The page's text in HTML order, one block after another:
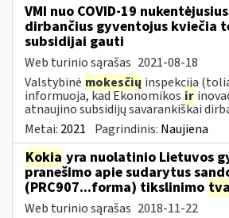
VMI nuo COVID-19
dirbančius gyventojus kviečia
subsidijai gauti
Web turinio sąrašas 2021-08-18
Valstybinė mokesčių inspekcija
informuoja, kad Ekonomikos ir
atnaujino subsidijų savarankiškai
Metai: 2021 Pagrindinis: Naujiena
Kokia yra nuolatinio Lietuvos
pranešimo apie sudarytus
(PRC907...forma) tikslinimo
Web turinio sąrašas 2018-11-22